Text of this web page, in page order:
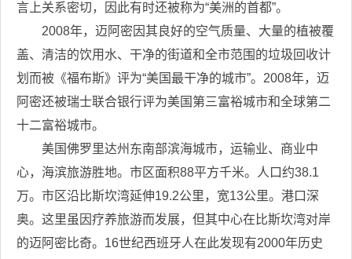
言上关系密切，因此有时还被称为“美洲的首都”。
2008年，迈阿密因其良好的空气质量、大量的植被覆
盖、清洁的饮用水、干净的街道和全市范围的垃圾回收计
划而被《福布斯》评为“美国最干净的城市”。2008年，迈
阿密还被瑞士联合银行评为美国第三富裕城市和全球第二
十二富裕城市。
美国佛罗里达州东南部滨海城市，运输业、商业中
心，海滨旅游胜地。市区面积88平方千米。人口约38.1
万。市区沿比斯坎湾延伸19.2公里，宽13公里。港口深
奥。这里虽因疗养旅游而发展，但其中心在比斯坎湾对岸
的迈阿密比奇。16世纪西班牙人在此发现有2000年历史